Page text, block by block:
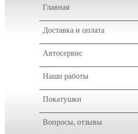
Главная
Доставка и оплата
Автосервис
Наши работы
Покатушки
Вопросы, отзывы